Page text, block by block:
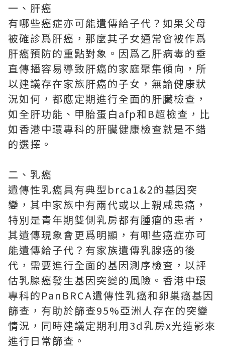
一、肝癌
有哪些癌症亦可能遺傳給子代？如果父母
被確診爲肝癌，那麼其子女通常會被作爲
肝癌預防的重點對象。因爲乙肝病毒的垂
直傳播容易導致肝癌的家庭聚集傾向，所
以建議存在家族肝癌的子女，無論健康狀
況如何，都應定期進行全面的肝臟檢查，
如全肝功能、甲胎蛋白afp和B超檢查，比
如香港中環專科的肝臟健康檢查就是不錯
的選擇。
二、乳癌
遺傳性乳癌具有典型brca1&2的基因突
變，其中家族中有兩代或以上親戚患癌，
特別是青年期雙側乳房都有腫瘤的患者，
其遺傳現象會更爲明顯，有哪些癌症亦可
能遺傳給子代？有家族遺傳乳腺癌的後
代，需要進行全面的基因測序檢查，以評
估乳腺癌發生基因突變的風險。香港中環
專科的PanBRCA遺傳性乳癌和卵巢癌基因
篩查，有助於篩查95%亞洲人存在的突變
情況，同時建議定期利用3d乳房x光造影來
進行日常篩查。